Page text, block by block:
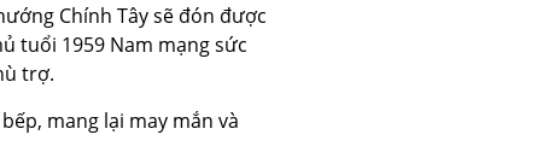
Chính Tây sẽ đón được
tuổi 1959 Nam mạng sức
trợ.
mang lại may mắn và